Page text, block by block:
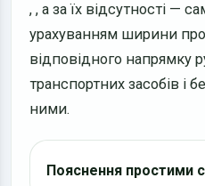
, , а за їх відсутності —
урахуванням ширини
відповідного напрямку
транспортних засобів і
ними.
Пояснення простими